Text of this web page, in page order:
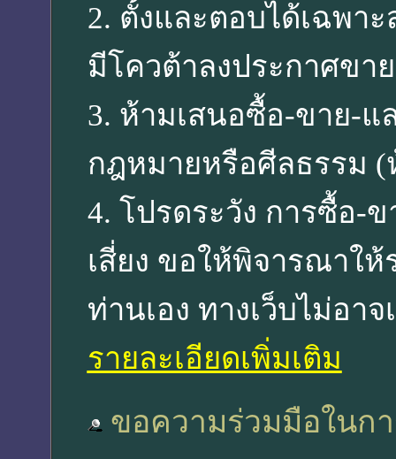
2. ตั้งและตอบได้เฉพา
มีโควต้าลงประกาศขา
3. ห้ามเสนอซื้อ-ขาย-
กฎหมายหรือศีลธรรม
4. โปรดระวัง การซื้อ-
เสี่ยง ขอให้พิจารณาใ
ท่านเอง ทางเว็บไม่อา
รายละเอียดเพิ่มเติม
ขอความร่วมมือในก